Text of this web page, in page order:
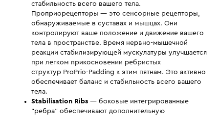
стабильность всего вашего тела.
Проприорецепторы — это сенсорные рецепторы,
обнаруживаемые в суставах и мышцах. Они
контролируют ваше положение и движение вашего
тела в пространстве. Время нервно-мышечной
реакции стабилизирующей мускулатуры улучшается
при легком прикосновении ребристых
структур ProPrio-Padding к этим пятнам. Это активно
обеспечивает баланс и стабильность всего вашего
тела.
Stabilisation Ribs — боковые интегрированные
"ребра" обеспечивают дополнительную